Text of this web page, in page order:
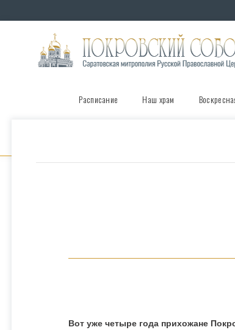
Расписание Наш храм
Вот уже четыре года прихожане